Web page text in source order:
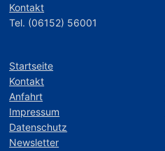
Kontakt
Tel. (06152) 56001
Startseite
Kontakt
Anfahrt
Impressum
Datenschutz
Newsletter